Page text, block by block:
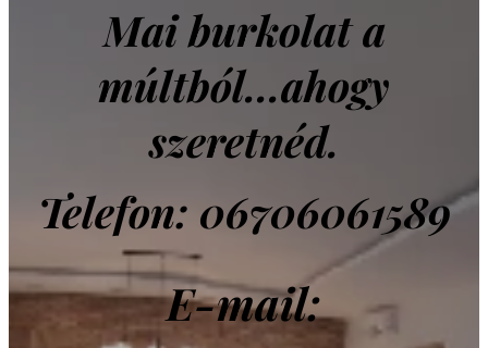
Mai burkolat a
múltból...ahogy
szeretnéd.
Telefon: 06706061589
E-mail: